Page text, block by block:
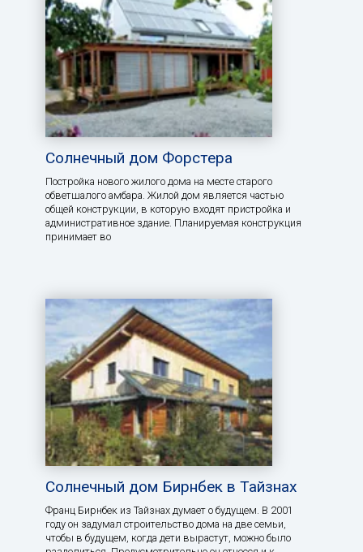
Солнечный дом Форстера
Постройка нового жилого дома на месте старого
обветшалого амбара. Жилой дом является частью
общей конструкции, в которую входят пристройка и
административное здание. Планируемая конструкция
принимает во
Солнечный дом Бирнбек в Тайзнах
Франц Бирнбек из Тайзнах думает о будущем. В 2001
году он задумал строительство дома на две семьи,
чтобы в будущем, когда дети вырастут, можно было